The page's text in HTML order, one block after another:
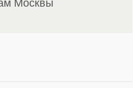
Москвы